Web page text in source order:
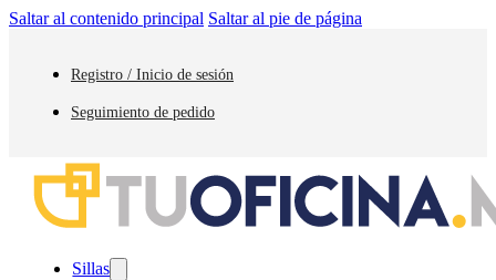
Saltar al contenido principal Saltar al pie de página
Registro / Inicio de sesión
Seguimiento de pedido
Sillas